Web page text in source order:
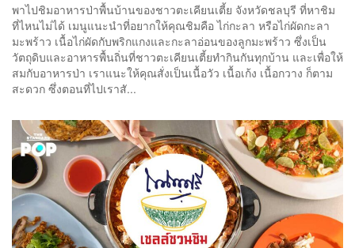
พาไปชิมอาหารป่าพื้นบ้านของชาวตะเคียนเตี้ย จังหวัดชลบุรี ที่หาชิม
ที่ไหนไม่ได้ เมนูแนะนำที่อยากให้คุณชิมคือ ไก่กะลา หรือไก่ผัดกะลา
มะพร้าว เนื้อไก่ผัดกับพริกแกงและกะลาอ่อนของลูกมะพร้าว ซึ่งเป็น
วัตถุดิบและอาหารพื้นถิ่นที่ชาวตะเคียนเตี้ยทำกินกันทุกบ้าน และเพื่อให้
สมกับอาหารป่า เราแนะให้คุณสั่งเป็นเนื้อวัว เนื้อเก้ง เนื้อกวาง ก็ตาม
สะดวก ซึ่งตอนที่ไปเราสั...